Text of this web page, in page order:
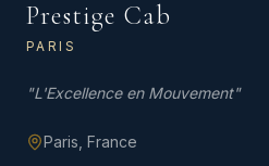
Prestige Cab
PARIS
"L'Excellence en Mouvement"
Paris, France